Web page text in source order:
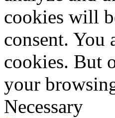
cookies will
consent. You
cookies. But
your
Necessary